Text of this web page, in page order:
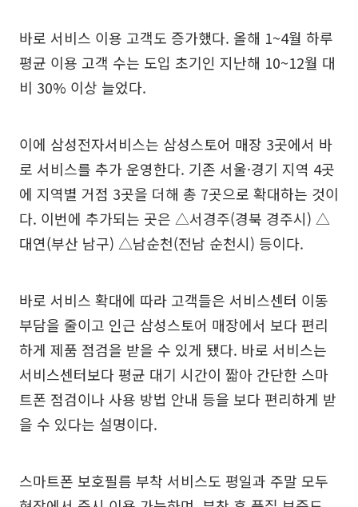
바로 서비스 이용 고객도 증가했다. 올해 1~4월 하루
평균 이용 고객 수는 도입 초기인 지난해 10~12월 대
비 30% 이상 늘었다.
이에 삼성전자서비스는 삼성스토어 매장 3곳에서 바
로 서비스를 추가 운영한다. 기존 서울·경기 지역 4곳
에 지역별 거점 3곳을 더해 총 7곳으로 확대하는 것이
다. 이번에 추가되는 곳은 △서경주(경북 경주시) △
대연(부산 남구) △남순천(전남 순천시) 등이다.
바로 서비스 확대에 따라 고객들은 서비스센터 이동
부담을 줄이고 인근 삼성스토어 매장에서 보다 편리
하게 제품 점검을 받을 수 있게 됐다. 바로 서비스는
서비스센터보다 평균 대기 시간이 짧아 간단한 스마
트폰 점검이나 사용 방법 안내 등을 보다 편리하게 받
을 수 있다는 설명이다.
스마트폰 보호필름 부착 서비스도 평일과 주말 모두